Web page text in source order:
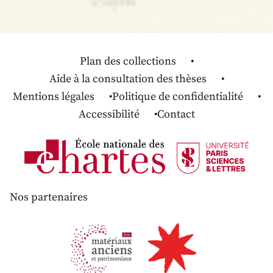
Plan des collections
Aide à la consultation des thèses
Mentions légales
Politique de confidentialité
Accessibilité
Contact
Nos partenaires